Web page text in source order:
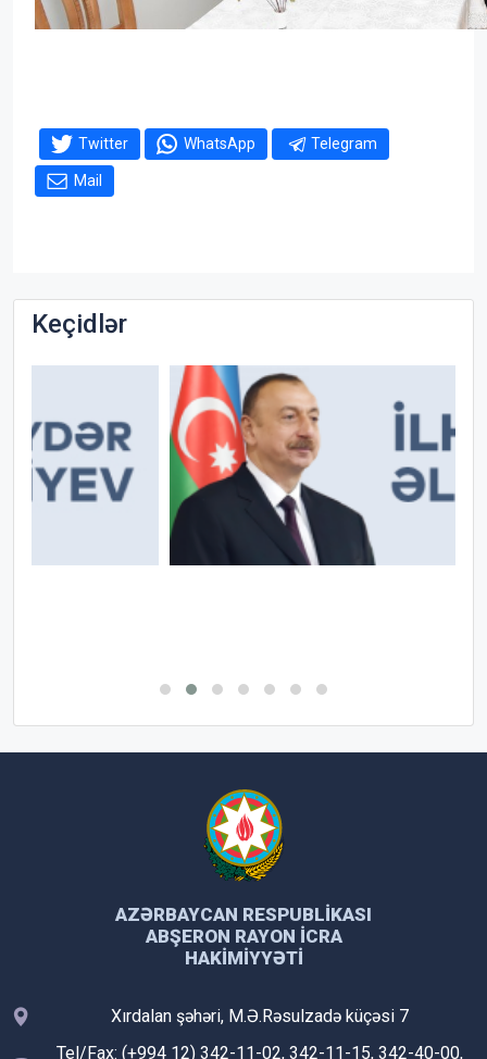
Twitter WhatsApp Telegram
Mail
Keçidlər
AZƏRBAYCAN RESPUBLIKASI
ABŞERON RAYON İCRA
HAKIMIYYƏTI
Xırdalan şəhəri, M.Ə.Rəsulzadə küçəsi 7
Tel/Fax: (+994 12) 342-11-02, 342-11-15, 342-40-00,